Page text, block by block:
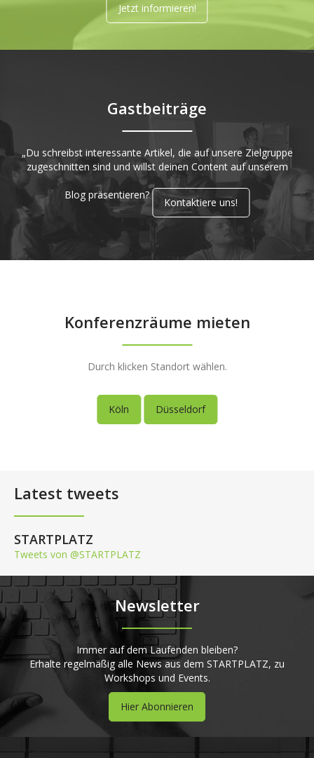
Jetzt informieren!
Gastbeiträge
„Du schreibst interessante Artikel, die auf unsere Zielgruppe
zugeschnitten sind und willst deinen Content auf unserem
Blog präsentieren?
Kontaktiere uns!
Konferenzräume mieten
Durch klicken Standort wählen.
Köln Düsseldorf
Latest tweets
STARTPLATZ
Tweets von @STARTPLATZ
Newsletter
Immer auf dem Laufenden bleiben?
Erhalte regelmäßig alle News aus dem STARTPLATZ, zu
Workshops und Events.
Hier Abonnieren